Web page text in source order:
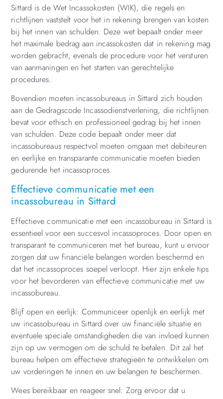
Sittard is de Wet Incassokosten (WIK), die regels en
richtlijnen vaststelt voor het in rekening brengen van kosten
bij het innen van schulden. Deze wet bepaalt onder meer
het maximale bedrag aan incassokosten dat in rekening mag
worden gebracht, evenals de procedure voor het versturen
van aanmaningen en het starten van gerechtelijke
procedures.
Bovendien moeten incassobureaus in Sittard zich houden
aan de Gedragscode Incassodienstverlening, die richtlijnen
bevat voor ethisch en professioneel gedrag bij het innen
van schulden. Deze code bepaalt onder meer dat
incassobureaus respectvol moeten omgaan met debiteuren
en eerlijke en transparante communicatie moeten bieden
gedurende het incassoproces.
Effectieve communicatie met een
incassobureau in Sittard
Effectieve communicatie met een incassobureau in Sittard is
essentieel voor een succesvol incassoproces. Door open en
transparant te communiceren met het bureau, kunt u ervoor
zorgen dat uw financiële belangen worden beschermd en
dat het incassoproces soepel verloopt. Hier zijn enkele tips
voor het bevorderen van effectieve communicatie met uw
incassobureau.
Blijf open en eerlijk: Communiceer openlijk en eerlijk met
uw incassobureau in Sittard over uw financiële situatie en
eventuele speciale omstandigheden die van invloed kunnen
zijn op uw vermogen om de schuld te betalen. Dit zal het
bureau helpen om effectieve strategieën te ontwikkelen om
uw vorderingen te innen en uw belangen te beschermen.
Wees bereikbaar en reageer snel: Zorg ervoor dat u